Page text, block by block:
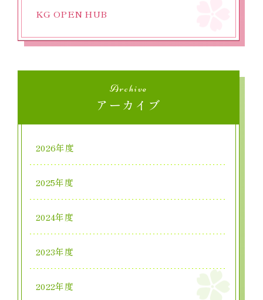
KG OPEN HUB
Archive
アーカイブ
2026年度
2025年度
2024年度
2023年度
2022年度